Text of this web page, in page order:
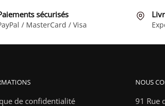
sécurisés
/ MasterCard / Visa
de confidentialité
NOUS
91 Rue